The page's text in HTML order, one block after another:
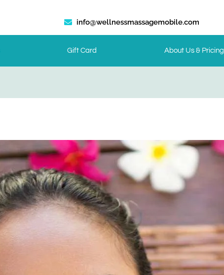
info@wellnessmassagemobile.com
Gift Card About Us & Pricing